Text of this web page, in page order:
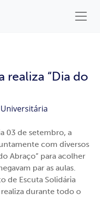
realiza “Dia do
03 de setembro, a
com diversos
Abraço” para acolher
par as aulas.
de Escuta Solidária
realiza durante todo o